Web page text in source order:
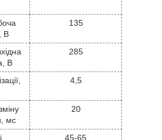
В
135
В
285
4,5
мс
20
45-65